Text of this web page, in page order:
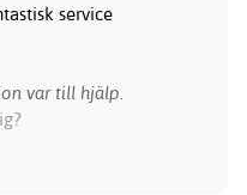
service
var till hjälp.